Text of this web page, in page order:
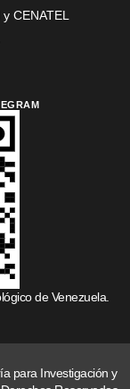
CENATEL
de Venezuela.
para Investigación y